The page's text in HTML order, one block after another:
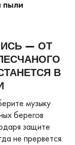
пыли
— ОТ
В
музыку
берегов
защите
не прервется.